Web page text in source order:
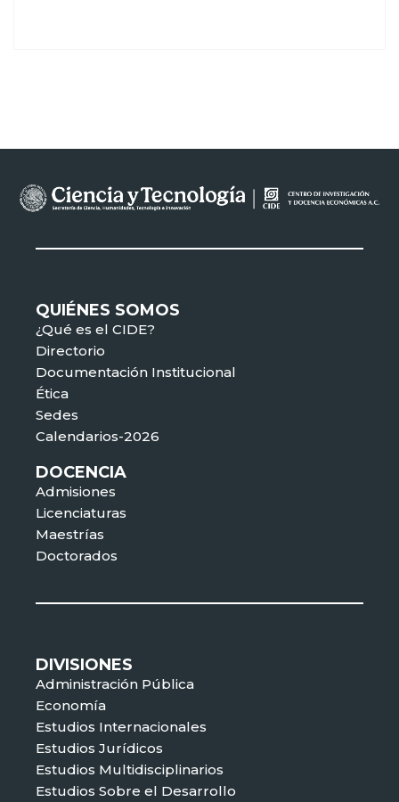
QUIÉNES SOMOS
¿Qué es el CIDE?
Directorio
Documentación Institucional
Ética
Sedes
Calendarios-2026
DOCENCIA
Admisiones
Licenciaturas
Maestrías
Doctorados
DIVISIONES
Administración Pública
Economía
Estudios Internacionales
Estudios Jurídicos
Estudios Multidisciplinarios
Estudios Sobre el Desarrollo